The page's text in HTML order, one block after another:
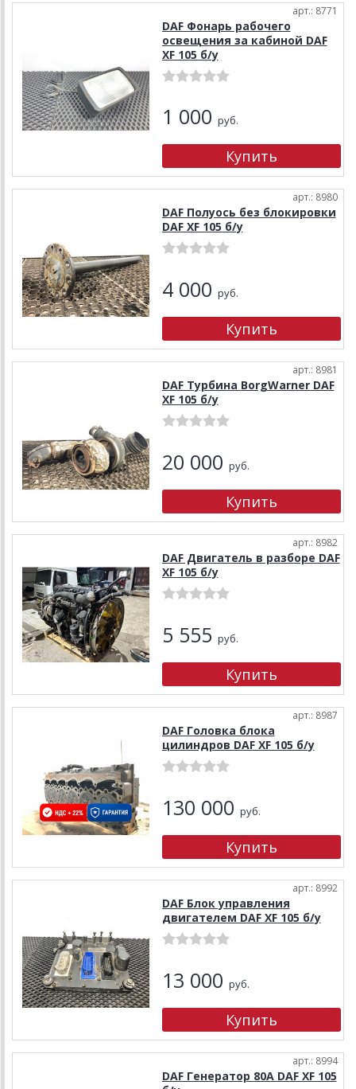
арт.: 8771
DAF Фонарь рабочего
освещения за кабиной DAF
XF 105 б/у
1 000 руб.
арт.: 8980
DAF Полуось без блокировки
DAF XF 105 б/у
4 000 руб.
арт.: 8981
DAF Турбина BorgWarner DAF
XF 105 б/у
20 000 руб.
арт.: 8982
DAF Двигатель в разборе DAF
XF 105 б/у
5 555 руб.
арт.: 8987
DAF Головка блока
цилиндров DAF XF 105 б/у
130 000 руб.
арт.: 8992
DAF Блок управления
двигателем DAF XF 105 б/у
13 000 руб.
арт.: 8994
DAF Генератор 80А DAF XF 105